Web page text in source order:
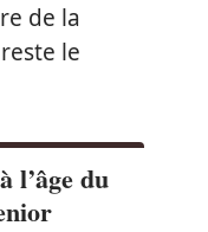
de la
le
l’âge du